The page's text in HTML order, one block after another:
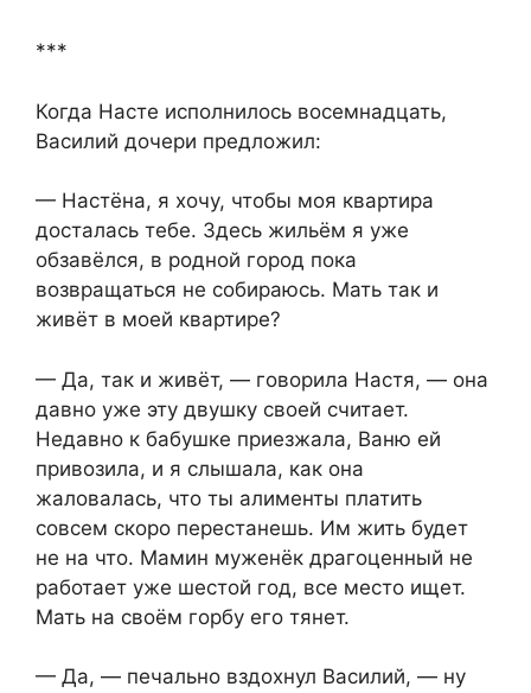
​***
Когда Насте исполнилось восемнадцать,
Василий дочери предложил:
— Настёна, я хочу, чтобы моя квартира
досталась тебе. Здесь жильём я уже
обзавёлся, в родной город пока
возвращаться не собираюсь. Мать так и
живёт в моей квартире?
— Да, так и живёт, — говорила Настя, — она
давно уже эту двушку своей считает.
Недавно к бабушке приезжала, Ваню ей
привозила, и я слышала, как она
жаловалась, что ты алименты платить
совсем скоро перестанешь. Им жить будет
не на что. Мамин муженёк драгоценный не
работает уже шестой год, все место ищет.
Мать на своём горбу его тянет.​
​— Да, — печально вздохнул Василий, — ну